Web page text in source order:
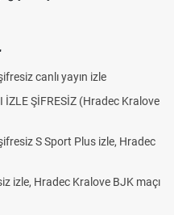
yayın izle
(Hradec Kralove
Plus izle, Hradec
Kralove BJK maçı
Trivela